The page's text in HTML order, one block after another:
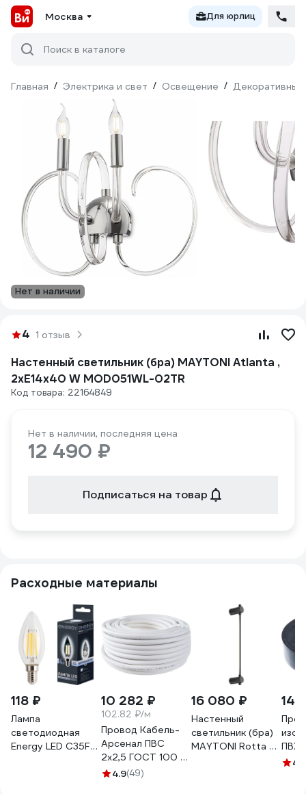
Москва Для юрлиц
Поиск в каталоге
Главная / Электрика и свет / Освещение / Декоративный
Нет в наличии
4 1 отзыв
Настенный светильник (бра) MAYTONI Atlanta ,
2хE14x40 W MOD051WL-02TR
Код товара: 22164849
Нет в наличии, последняя цена
12 490 ₽
Подписаться на товар
Расходные материалы
118 ₽
Лампа
светодиодная
Energy LED С35F-
10 282 ₽
102.82 ₽/м
Провод Кабель-
Арсенал ПВС
2х2,5 ГОСТ 100 м
KARS-51186
4.9(49)
16 080 ₽
Настенный
светильник (бра)
MAYTONI Rotta 6
ПВХ,
4.7